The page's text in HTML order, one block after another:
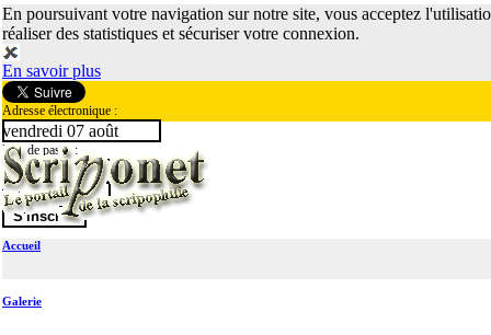
En poursuivant votre navigation sur notre site, vous acceptez
réaliser des statistiques et sécuriser votre connexion.
En savoir plus
Adresse électronique :
Mot de passe :
vendredi 07 août
Accueil
Galerie